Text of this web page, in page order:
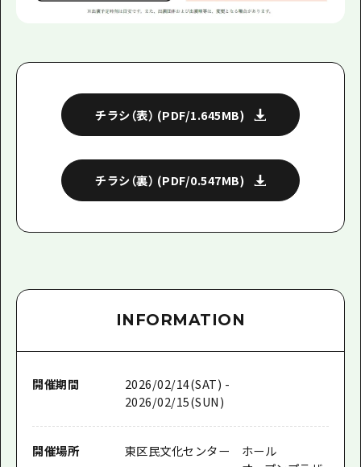
チラシ（表） (PDF/1.645MB)
チラシ（裏） (PDF/0.547MB)
INFORMATION
開催期間
2026/02/14(SAT) -
2026/02/15(SUN)
開催場所
東区民文化センター ホール